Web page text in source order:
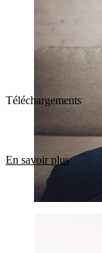
Téléchargements
En savoir plus